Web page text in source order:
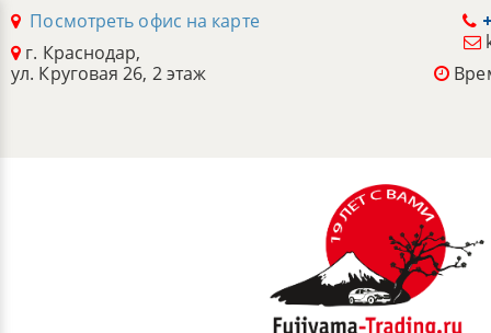
Посмотреть офис на карте
г. Краснодар,
ул. Круговая 26, 2 этаж